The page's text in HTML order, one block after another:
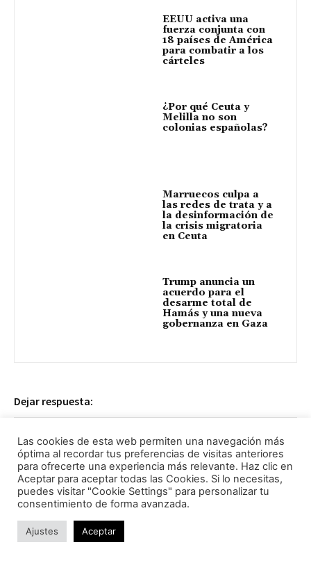
EEUU activa una
fuerza conjunta con
18 países de América
para combatir a los
cárteles
¿Por qué Ceuta y
Melilla no son
colonias españolas?
Marruecos culpa a
las redes de trata y a
la desinformación de
la crisis migratoria
en Ceuta
Trump anuncia un
acuerdo para el
desarme total de
Hamás y una nueva
gobernanza en Gaza
Dejar respuesta:
Comentario:
Las cookies de esta web permiten una navegación más
óptima al recordar tus preferencias de visitas anteriores
para ofrecerte una experiencia más relevante. Haz clic en
Aceptar para aceptar todas las Cookies. Si lo necesitas,
puedes visitar "Cookie Settings" para personalizar tu
consentimiento de forma avanzada.
Ajustes Aceptar